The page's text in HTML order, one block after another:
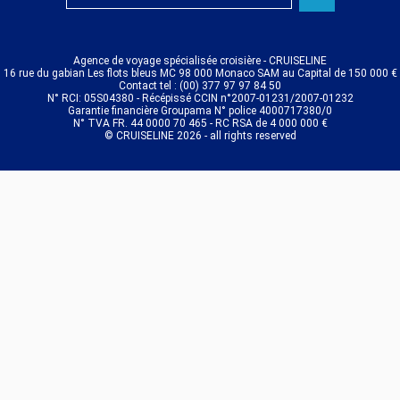
Agence de voyage spécialisée croisière - CRUISELINE
16 rue du gabian Les flots bleus MC 98 000 Monaco SAM au Capital de 150 000 €
Contact tel : (00) 377 97 97 84 50
N° RCI: 05S04380 - Récépissé CCIN n°2007-01231/2007-01232
Garantie financière Groupama N° police 4000717380/0
N° TVA FR. 44 0000 70 465 - RC RSA de 4 000 000 €
© CRUISELINE 2026 - all rights reserved